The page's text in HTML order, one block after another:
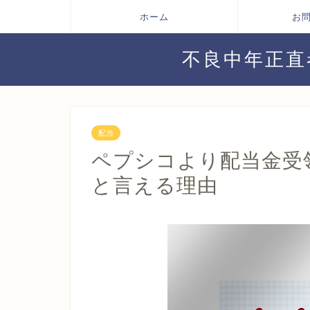
ホーム お
不良中年正
配当
ペプシコより配当金
と言える理由